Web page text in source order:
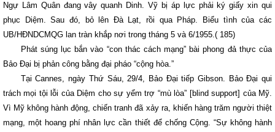
Ngự Lâm Quân đang vây quanh Dinh. Vỹ bị áp lực phải ký giấy xin qui
phục Diệm. Sau đó, bỏ lên Đà Lạt, rồi qua Pháp. Biểu tình của các
UB/HĐNDCMQG lan tràn khắp nơi trong tháng 5 và 6/1955.( 185)
Phát súng lục bắn vào “con thác cách mạng” bài phong đả thực của
Bảo Đại bị phản công bằng đại pháo “cộng hòa.”
Tại Cannes, ngày Thứ Sáu, 29/4, Bảo Đại tiếp Gibson. Bảo Đại qui
trách mọi tội lỗi của Diệm cho sự yểm trợ “mù lòa” [blind support] của Mỹ.
Vì Mỹ không hành động, chiến tranh đã xảy ra, khiến hàng trăm người thiệt
mạng, một hoang phí nhân lực cần thiết để chống Cộng. “Sự không hành